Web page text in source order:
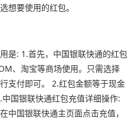
想要使用的红包。
是: 1.首先，中国银联快通的红包
、淘宝等商场使用。只需选择
支付即可。 2.红包金额等于现金
国银联快通红包充值详细操作:
中国银联快通主页面点击充值，